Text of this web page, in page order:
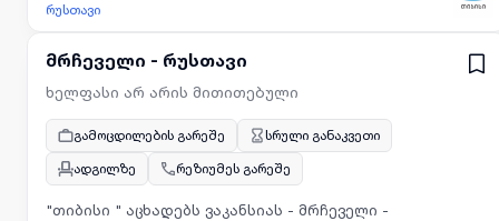
რუსთავი
მრჩეველი - რუსთავი
ხელფასი არ არის მითითებული
გამოცდილების გარეშე
სრული განაკვეთი
ადგილზე
რეზიუმეს გარეშე
"თიბისი " აცხადებს ვაკანსიას - მრჩეველი -